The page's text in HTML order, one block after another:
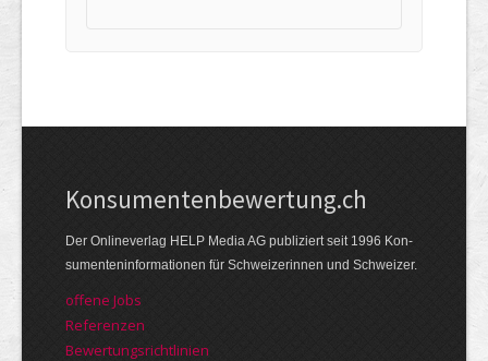
Kon­su­menten­be­wer­tung.ch
Der Online­verlag HELP Media AG publi­ziert seit 1996 Kon­
su­menten­infor­mationen für Schwei­zerinnen und Schweizer.
offene Jobs
Referenzen
Bewer­tungs­richt­linien